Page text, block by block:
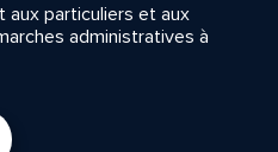
particuliers et aux
administratives à